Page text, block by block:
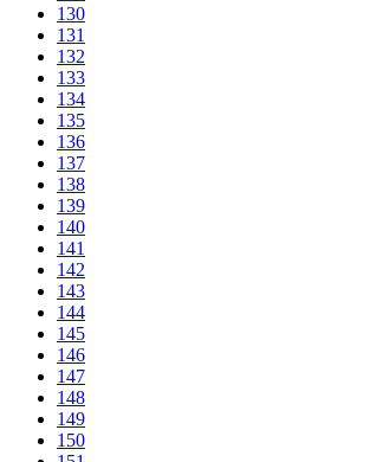
130
131
132
133
134
135
136
137
138
139
140
141
142
143
144
145
146
147
148
149
150